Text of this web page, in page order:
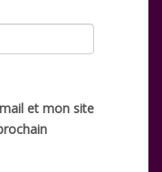
et mon site